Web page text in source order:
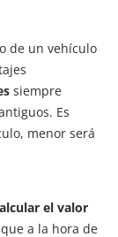
de un vehículo
siempre
Es
menor será
el valor
a la hora de